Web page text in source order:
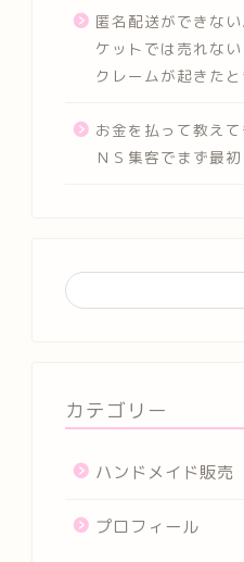
匿名配送ができな
ケットでは売れな
クレームが起きた
お金を払って教え
ＮＳ集客でまず最
カテゴリー
ハンドメイド販売
プロフィール